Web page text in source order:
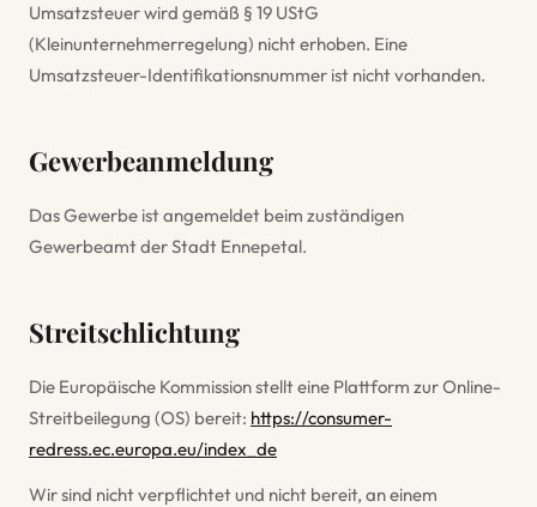
Umsatzsteuer wird gemäß § 19 UStG
(Kleinunternehmerregelung) nicht erhoben. Eine
Umsatzsteuer-Identifikationsnummer ist nicht vorhanden.
Gewerbeanmeldung
Das Gewerbe ist angemeldet beim zuständigen
Gewerbeamt der Stadt Ennepetal.
Streitschlichtung
Die Europäische Kommission stellt eine Plattform zur Online-
Streitbeilegung (OS) bereit: https://consumer-
redress.ec.europa.eu/index_de
Wir sind nicht verpflichtet und nicht bereit, an einem